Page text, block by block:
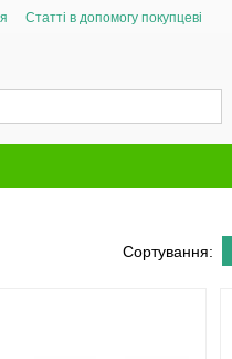
Статті в допомогу покупцеві
Сортування: